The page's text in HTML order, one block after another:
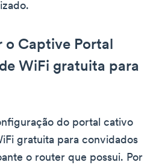
o Captive Portal
WiFi gratuita para
do portal cativo
gratuita para convidados
o router que possui. Por